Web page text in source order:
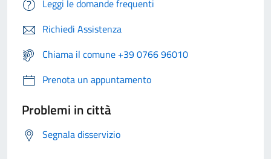
Leggi le domande frequenti
Richiedi Assistenza
Chiama il comune +39 0766 96010
Prenota un appuntamento
Problemi in città
Segnala disservizio